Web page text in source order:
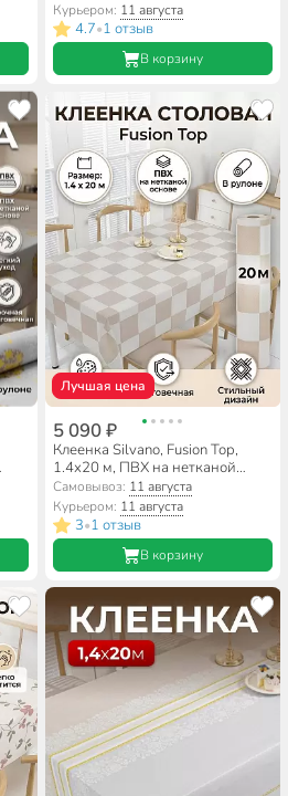
Курьером: 11 августа
4.7•1 отзыв
В корзину
Лучшая цена
5 090 ₽
Клеенка Silvano, Fusion Top,
1.4х20 м, ПВХ на нетканой
основе, JR81768-4
Самовывоз: 11 августа
Курьером: 11 августа
3•1 отзыв
В корзину